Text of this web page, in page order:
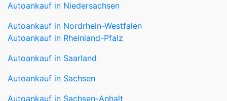
Autoankauf in Niedersachsen
Autoankauf in Nordrhein-Westfalen
Autoankauf in Rheinland-Pfalz
Autoankauf in Saarland
Autoankauf in Sachsen
Autoankauf in Sachsen-Anhalt